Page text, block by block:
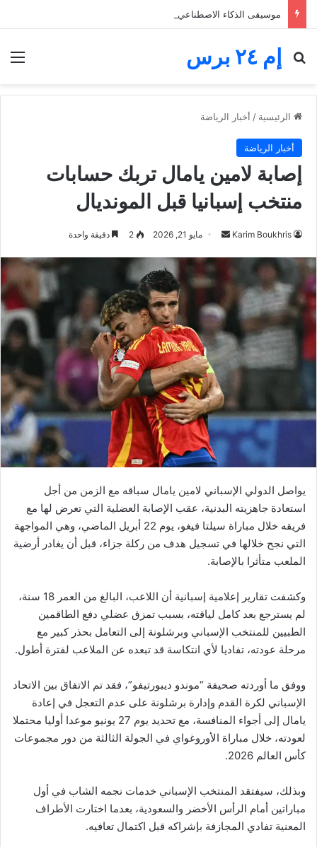
إم ٢٤ برس
بحث عن
الرئيسية / أخبار الرياضة
أخبار الرياضة
إصابة لامين يامال تربك حسابات
منتخب إسبانيا قبل المونديال
Karim Boukhris
أرسل
إلكترونيا
مايو 21, 2026 2 دقيقة واحدة
يواصل الدولي الإسباني لامين يامال سباقه مع الزمن من أجل
استعادة جاهزيته البدنية، عقب الإصابة العضلية التي تعرض لها مع
فريقه خلال مباراة سيلتا فيغو، يوم 22 أبريل الماضي، وهي المواجهة
التي نجح خلالها في تسجيل هدف من ركلة جزاء، قبل أن يغادر أرضية
الملعب متأثرا بالإصابة.
وكشفت تقارير إعلامية إسبانية أن اللاعب، البالغ من العمر 18 سنة،
لم يسترجع بعد كامل لياقته، بسبب تمزق عضلي دفع الطاقمين
الطبيين للمنتخب الإسباني وبرشلونة إلى التعامل بحذر كبير مع
مرحلة عودته، تفاديا لأي انتكاسة قد تبعده عن الملاعب لفترة أطول.
ووفق ما أوردته صحيفة “موندو ديبورتيفو”، فقد تم الاتفاق بين الاتحاد
الإسباني لكرة القدم وإدارة برشلونة على عدم التعجل في إعادة
يامال إلى أجواء المنافسة، مع تحديد يوم 27 يونيو موعدا أوليا محتملا
لعودته، خلال مباراة الأوروغواي في الجولة الثالثة من دور مجموعات
كأس العالم 2026.
وبذلك، سيفتقد المنتخب الإسباني خدمات نجمه الشاب في أول
مباراتين أمام الرأس الأخضر والسعودية، بعدما اختارت الأطراف
المعنية تفادي المجازفة بإشراكه قبل اكتمال تعافيه.